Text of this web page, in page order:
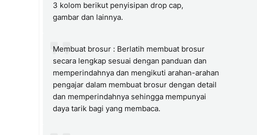
3 kolom berikut penyisipan drop cap,
gambar dan lainnya.
Membuat brosur : Berlatih membuat brosur
secara lengkap sesuai dengan panduan dan
memperindahnya dan mengikuti arahan-arahan
pengajar dalam membuat brosur dengan detail
dan memperindahnya sehingga mempunyai
daya tarik bagi yang membaca.